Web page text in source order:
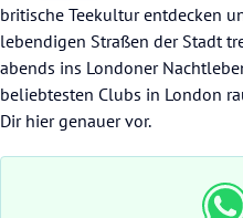
britische Teekultur entdecken
lebendigen Straßen der Stadt
abends ins Londoner
beliebtesten Clubs in London
Dir hier genauer vor.